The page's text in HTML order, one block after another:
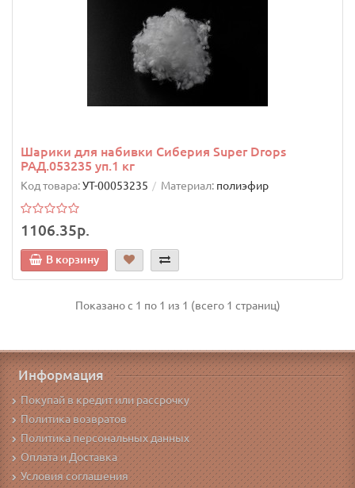
Шарики для набивки Сиберия Super Drops
РАД.053235 уп.1 кг
Код товара:УТ-00053235 Материал: полиэфир
1106.35р.
В корзину
Показано с 1 по 1 из 1 (всего 1 страниц)
Информация
Покупай в кредит или рассрочку
Политика возвратов
Политика персональных данных
Оплата и Доставка
Условия соглашения